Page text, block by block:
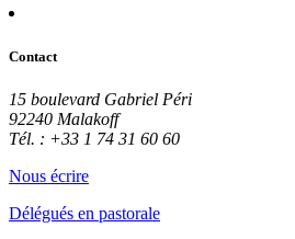
Contact
15 boulevard Gabriel Péri
92240 Malakoff
Tél. : +33 1 74 31 60 60
Nous écrire
Délégués en pastorale